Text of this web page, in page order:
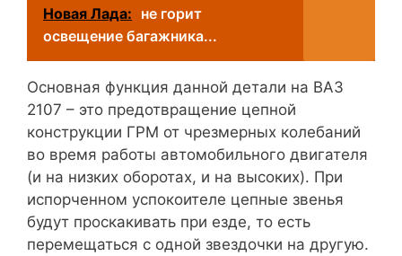
Новая Лада: не горит
освещение багажника...
Основная функция данной детали на ВАЗ
2107 – это предотвращение цепной
конструкции ГРМ от чрезмерных колебаний
во время работы автомобильного двигателя
(и на низких оборотах, и на высоких). При
испорченном успокоителе цепные звенья
будут проскакивать при езде, то есть
перемещаться с одной звездочки на другую.